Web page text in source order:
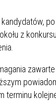
z
terminu